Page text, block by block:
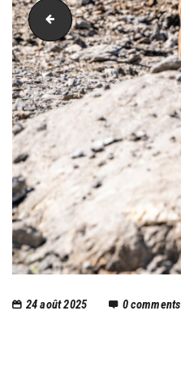
PIC_1730
24 août 2025 0comments